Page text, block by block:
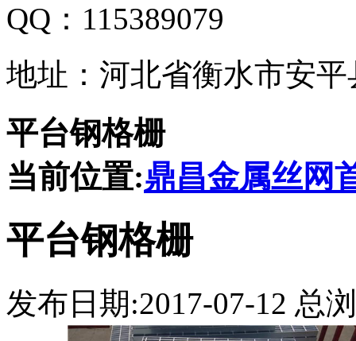
QQ：115389079
地址：河北省衡水市安
平台钢格栅
当前位置:鼎昌金属丝网
平台钢格栅
发布日期:2017-07-12 总